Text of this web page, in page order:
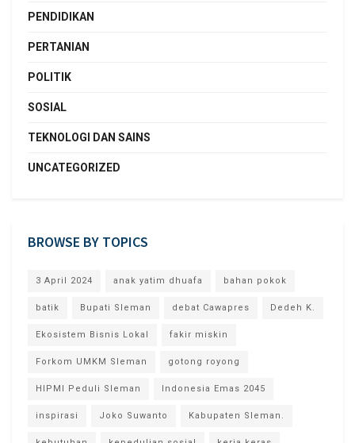
PENDIDIKAN
PERTANIAN
POLITIK
SOSIAL
TEKNOLOGI DAN SAINS
UNCATEGORIZED
BROWSE BY TOPICS
3 April 2024 anak yatim dhuafa bahan pokok
batik Bupati Sleman debat Cawapres Dedeh K.
Ekosistem Bisnis Lokal fakir miskin
Forkom UMKM Sleman gotong royong
HIPMI Peduli Sleman Indonesia Emas 2045
inspirasi Joko Suwanto Kabupaten Sleman.